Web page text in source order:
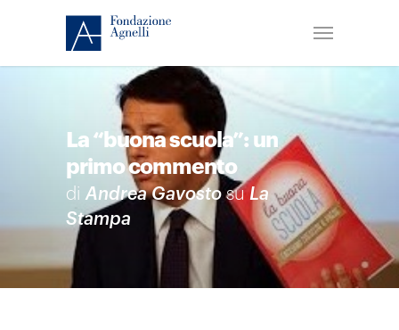
La “buona scuola”: un
primo commento
di Andrea GavostosuLa
Stampa